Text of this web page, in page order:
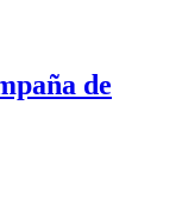
de